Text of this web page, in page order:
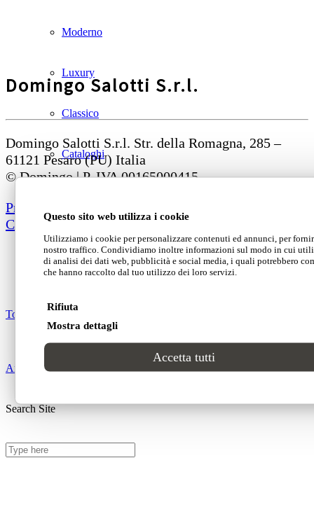
Questo sito web utilizza i cookie
Utilizziamo i cookie per personalizzare contenuti ed annunci, per
nostro traffico. Condividiamo inoltre informazioni sul modo in cui
di analisi dei dati web, pubblicità e social media, i quali potrebbero
che hanno raccolto dal tuo utilizzo dei loro servizi.
Rifiuta
Mostra dettagli
Accetta tutti
Moderno
Luxury
Classico
Cataloghi
CONTATTI
Area clienti
Search Site
Domingo Salotti S.r.l.
Domingo Salotti S.r.l. Str. della Romagna, 285 –
61121 Pesaro (PU) Italia
© Domingo | P. IVA 00165000415
Privacy Policy
Cookie Policy
Top